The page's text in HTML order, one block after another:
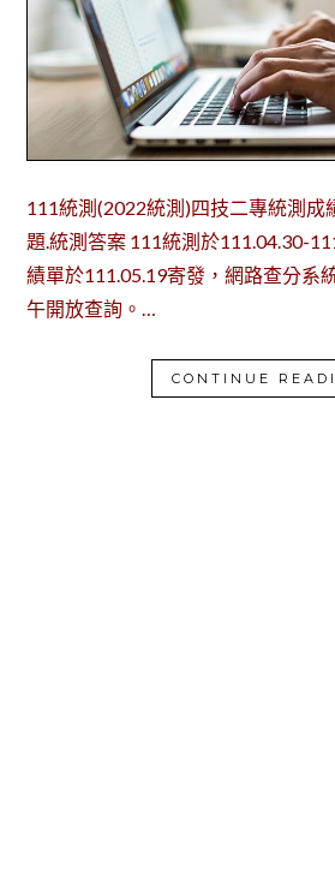
111統測(2022統測)四技二專統測成
題.統測答案 111統測於111.04.30-
績單於111.05.19寄發，網路查分系
午開放查詢。…
CONTINUE